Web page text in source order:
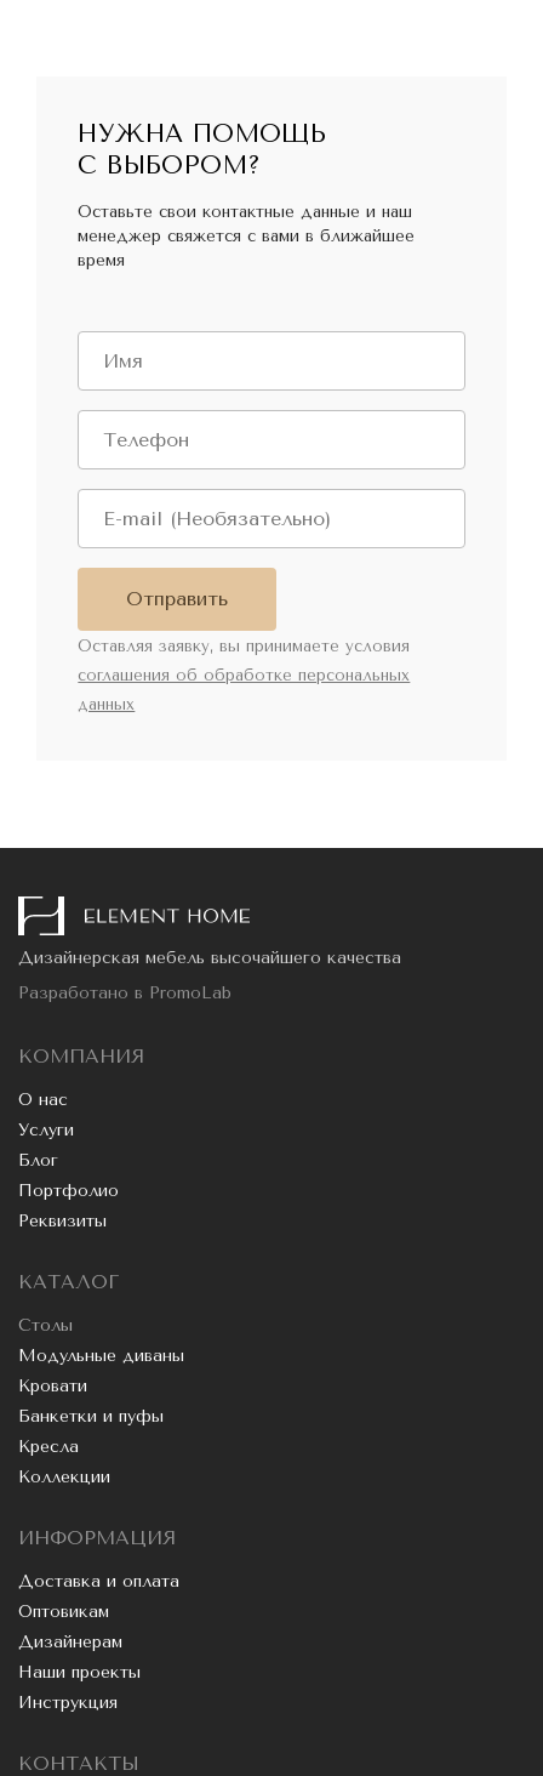
НУЖНА ПОМОЩЬ
С ВЫБОРОМ?
Оставьте свои контактные данные и наш
менеджер свяжется с вами в ближайшее
время
Отправить
Оставляя заявку, вы принимаете условия
соглашения об обработке персональных
данных
Дизайнерская мебель высочайшего качества
Разработано в PromoLab
КОМПАНИЯ
О нас
Услуги
Блог
Портфолио
Реквизиты
КАТАЛОГ
Столы
Модульные диваны
Кровати
Банкетки и пуфы
Кресла
Коллекции
ИНФОРМАЦИЯ
Доставка и оплата
Оптовикам
Дизайнерам
Наши проекты
Инструкция
КОНТАКТЫ